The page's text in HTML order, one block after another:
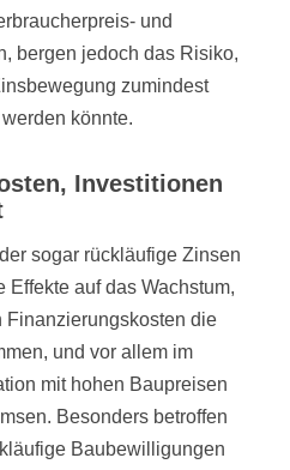
und
bergen jedoch das Risiko,
zumindest
könnte.
Investitionen
sogar rückläufige Zinsen
auf das Wachstum,
Finanzierungskosten die
und vor allem im
mit hohen Baupreisen
Besonders betroffen
Baubewilligungen